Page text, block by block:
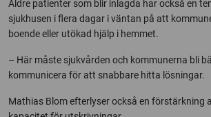
Äldre patienter som blir inlagda har också en
sjukhusen i flera dagar i väntan på att
boende eller utökad hjälp i hemmet.
– Här måste sjukvården och kommunerna bli
kommunicera för att snabbare hitta lösningar.
Mathias Blom efterlyser också en förstärkning